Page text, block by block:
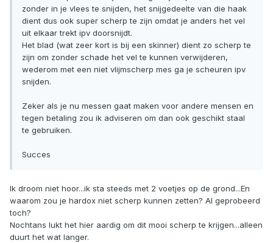
zonder in je vlees te snijden, het snijgedeelte van die haak
dient dus ook super scherp te zijn omdat je anders het vel
uit elkaar trekt ipv doorsnijdt.
Het blad (wat zeer kort is bij een skinner) dient zo scherp te
zijn om zonder schade het vel te kunnen verwijderen,
wederom met een niet vlijmscherp mes ga je scheuren ipv
snijden.
Zeker als je nu messen gaat maken voor andere mensen en
tegen betaling zou ik adviseren om dan ook geschikt staal
te gebruiken.
Succes
Ik droom niet hoor...ik sta steeds met 2 voetjes op de grond...En
waarom zou je hardox niet scherp kunnen zetten? Al geprobeerd
toch?
Nochtans lukt het hier aardig om dit mooi scherp te krijgen...alleen
duurt het wat langer.